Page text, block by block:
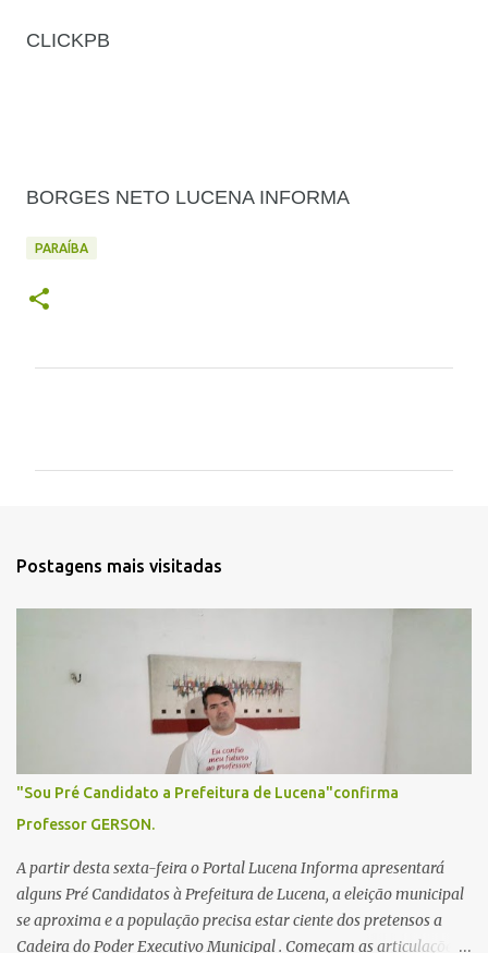
CLICKPB
BORGES NETO LUCENA INFORMA
PARAÍBA
Postagens mais visitadas
"Sou Pré Candidato a Prefeitura de Lucena"confirma
Professor GERSON.
A partir desta sexta-feira o Portal Lucena Informa apresentará
alguns Pré Candidatos à Prefeitura de Lucena, a eleição municipal
se aproxima e a população precisa estar ciente dos pretensos a
Cadeira do Poder Executivo Municipal . Começam as articulações e